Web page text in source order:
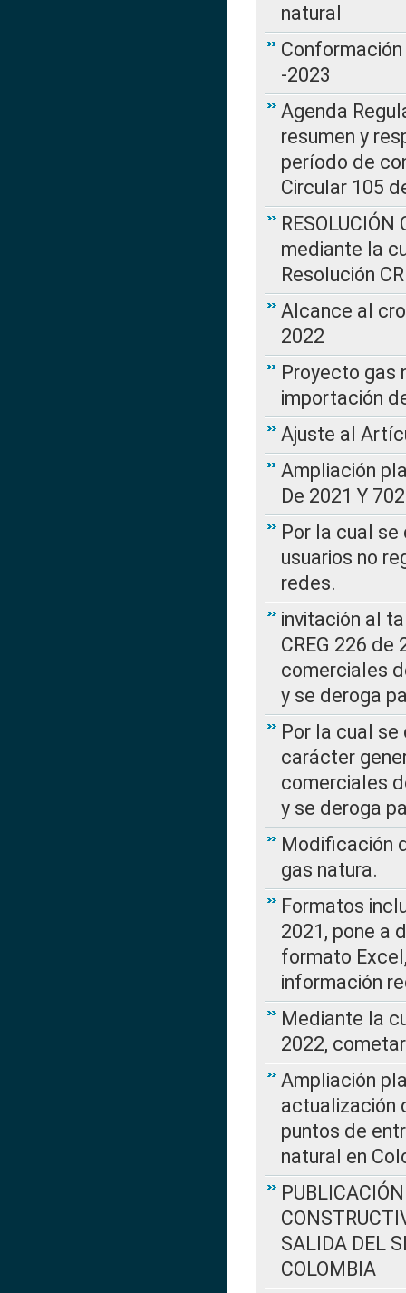
natural
-2023
Agenda
resumen y
período de
Circular 105
mediante la
Resolución
Alcance al
2022
Proyecto gas
importación
Ajuste al
Ampliación
De 2021 Y
Por la cual
usuarios no
redes.
invitación al
CREG 226
comerciales
y se deroga
Por la cual
carácter
comerciales
y se deroga
Modificación
gas natura.
Formatos
2021, pone a
formato
información
Mediante la
2022,
Ampliación
actualización
puntos de
natural en
SALIDA DEL
COLOMBIA